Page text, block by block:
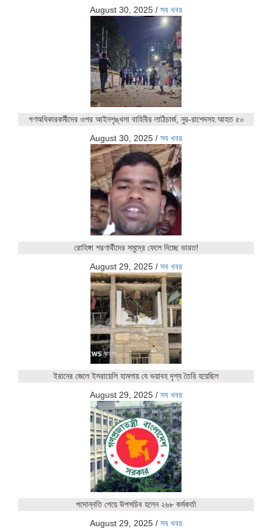
August 30, 2025 / সব খবর
গণঅধিকারকর্মীদের ওপর আইনশৃঙ্খলা বাহিনীর লাঠিচার্জ, নুর-রাশেদসহ আহত ৫০
August 30, 2025 / সব খবর
রোহিঙ্গা শরণার্থীদের সমুদ্রে ফেলে দিচ্ছে ভারত!
August 29, 2025 / সব খবর
ইরানের জেলে ইসরায়েলি হামলায় যে ভয়াবহ দৃশ্য তৈরি হয়েছিল
August 29, 2025 / সব খবর
পদোন্নতি পেয়ে উপসচিব হলেন ২৬৮ কর্মকর্তা
August 29, 2025 / সব খবর